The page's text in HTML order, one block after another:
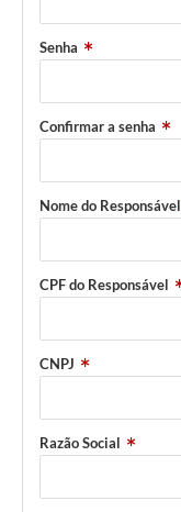
Senha
Confirmar a senha
Nome do Responsável
CPF do Responsável
CNPJ
Razão Social